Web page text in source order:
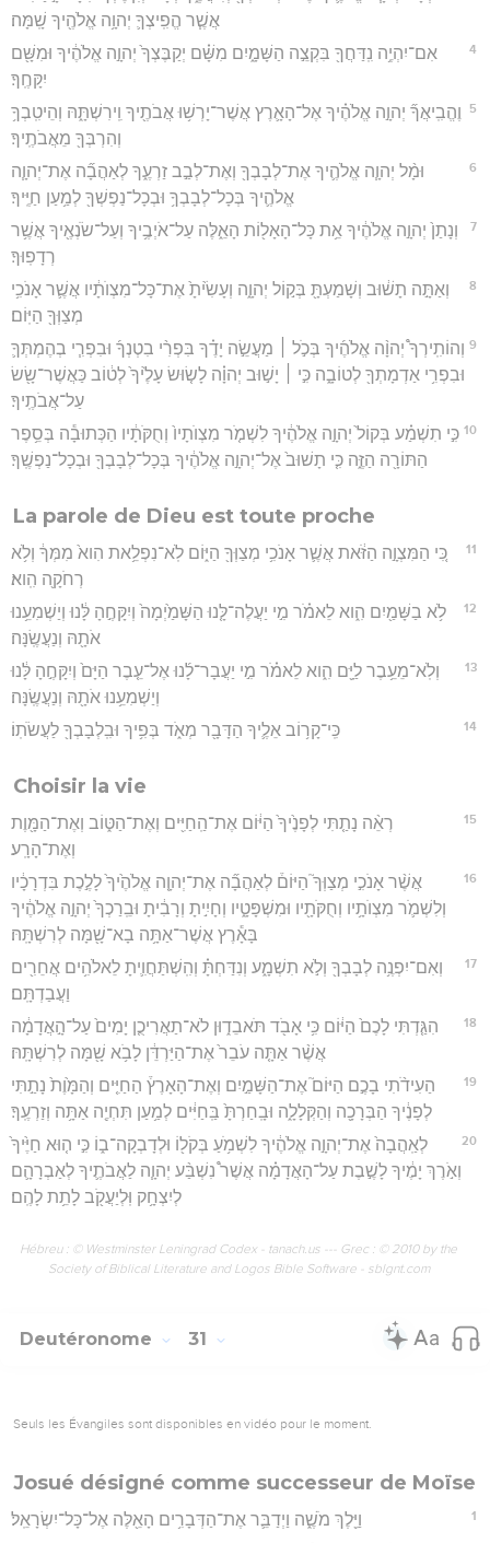
אֲשֶׁ֧ר הֱפִֽיצְךָ֛ יְהוָ֥ה אֱלֹהֶ֖יךָ שָֽׁמָּה׃
4
אִם־יִהְיֶ֥ה נִֽדַּחֲךָ֖ בִּקְצֵ֣ה הַשָּׁמָ֑יִם מִשָּׁ֗ם יְקַבֶּצְךָ֙ יְהוָ֣ה אֱלֹהֶ֔יךָ וּמִשָּׁ֖ם
יִקָּחֶֽךָ׃
5
וֶהֱבִֽיאֲךָ֞ יְהוָ֣ה אֱלֹהֶ֗יךָ אֶל־הָאָ֛רֶץ אֲשֶׁר־יָרְשׁ֥וּ אֲבֹתֶ֖יךָ וִֽירִשְׁתָּ֑הּ וְהֵיטִֽבְךָ֥
וְהִרְבְּךָ֖ מֵאֲבֹתֶֽיךָ׃
6
וּמָ֨ל יְהוָ֧ה אֱלֹהֶ֛יךָ אֶת־לְבָבְךָ֖ וְאֶת־לְבַ֣ב זַרְעֶ֑ךָ לְאַהֲבָ֞ה אֶת־יְהוָ֧ה
אֱלֹהֶ֛יךָ בְּכָל־לְבָבְךָ֥ וּבְכָל־נַפְשְׁךָ֖ לְמַ֥עַן חַיֶּֽיךָ׃
7
וְנָתַן֙ יְהוָ֣ה אֱלֹהֶ֔יךָ אֵ֥ת כָּל־הָאָל֖וֹת הָאֵ֑לֶּה עַל־אֹיְבֶ֥יךָ וְעַל־שֹׂנְאֶ֖יךָ אֲשֶׁ֥ר
רְדָפֽוּךָ׃
8
וְאַתָּ֣ה תָשׁ֔וּב וְשָׁמַעְתָּ֖ בְּק֣וֹל יְהוָ֑ה וְעָשִׂ֙יתָ֙ אֶת־כָּל־מִצְוֺתָ֔יו אֲשֶׁ֛ר אָנֹכִ֥י
מְצַוְּךָ֖ הַיּֽוֹם׃
9 וְהוֹתִֽירְךָ֩ יְהוָ֨ה אֱלֹהֶ֜יךָ בְּכֹ֣ל ׀ מַעֲשֵׂ֣ה יָדֶ֗ךָ בִּפְרִ֨י בִטְנְךָ֜ וּבִפְרִ֧י בְהֶמְתְּךָ֛
וּבִפְרִ֥י אַדְמָתְךָ֖ לְטוֹבָ֑ה כִּ֣י ׀ יָשׁ֣וּב יְהוָ֗ה לָשׂ֤וּשׂ עָלֶ֙יךָ֙ לְט֔וֹב כַּאֲשֶׁר־שָׂ֖שׂ
עַל־אֲבֹתֶֽיךָ׃
10 כִּ֣י תִשְׁמַ֗ע בְּקוֹל֙ יְהוָ֣ה אֱלֹהֶ֔יךָ לִשְׁמֹ֤ר מִצְוֺתָיו֙ וְחֻקֹּתָ֔יו הַכְּתוּבָ֕ה בְּסֵ֥פֶר
הַתּוֹרָ֖ה הַזֶּ֑ה כִּ֤י תָשׁוּב֙ אֶל־יְהוָ֣ה אֱלֹהֶ֔יךָ בְּכָל־לְבָבְךָ֖ וּבְכָל־נַפְשֶֽׁךָ׃
La parole de Dieu est toute proche
11
כִּ֚י הַמִּצְוָ֣ה הַזֹּ֔את אֲשֶׁ֛ר אָנֹכִ֥י מְצַוְּךָ֖ הַיּ֑וֹם לֹֽא־נִפְלֵ֥את הִוא֙ מִמְּךָ֔ וְלֹ֥א
רְחֹקָ֖ה הִֽוא׃
12
לֹ֥א בַשָּׁמַ֖יִם הִ֑וא לֵאמֹ֗ר מִ֣י יַעֲלֶה־לָּ֤נוּ הַשָּׁמַ֙יְמָה֙ וְיִקָּחֶ֣הָ לָּ֔נוּ וְיַשְׁמִעֵ֥נוּ
אֹתָ֖הּ וְנַעֲשֶֽׂנָּה׃
13
וְלֹֽא־מֵעֵ֥בֶר לַיָּ֖ם הִ֑וא לֵאמֹ֗ר מִ֣י יַעֲבָר־לָ֜נוּ אֶל־עֵ֤בֶר הַיָּם֙ וְיִקָּחֶ֣הָ לָּ֔נוּ
וְיַשְׁמִעֵ֥נוּ אֹתָ֖הּ וְנַעֲשֶֽׂנָּה׃
14 כִּֽי־קָר֥וֹב אֵלֶ֛יךָ הַדָּבָ֖ר מְאֹ֑ד בְּפִ֥יךָ וּבִֽלְבָבְךָ֖ לַעֲשֹׂתֽוֹ׃
Choisir la vie
15
רְאֵ֨ה נָתַ֤תִּי לְפָנֶ֙יךָ֙ הַיּ֔וֹם אֶת־הַֽחַיִּ֖ים וְאֶת־הַטּ֑וֹב וְאֶת־הַמָּ֖וֶת
וְאֶת־הָרָֽע׃
16
אֲשֶׁ֨ר אָנֹכִ֣י מְצַוְּךָ֮ הַיּוֹם֒ לְאַהֲבָ֞ה אֶת־יְהוָ֤ה אֱלֹהֶ֙יךָ֙ לָלֶ֣כֶת בִּדְרָכָ֔יו
וְלִשְׁמֹ֛ר מִצְוֺתָ֥יו וְחֻקֹּתָ֖יו וּמִשְׁפָּטָ֑יו וְחָיִ֣יתָ וְרָבִ֔יתָ וּבֵֽרַכְךָ֙ יְהוָ֣ה אֱלֹהֶ֔יךָ
בָּאָ֕רֶץ אֲשֶׁר־אַתָּ֥ה בָא־שָׁ֖מָּה לְרִשְׁתָּֽהּ׃
17
וְאִם־יִפְנֶ֥ה לְבָבְךָ֖ וְלֹ֣א תִשְׁמָ֑ע וְנִדַּחְתָּ֗ וְהִֽשְׁתַּחֲוִ֛יתָ לֵאלֹהִ֥ים אֲחֵרִ֖ים
וַעֲבַדְתָּֽם׃
18
הִגַּ֤דְתִּי לָכֶם֙ הַיּ֔וֹם כִּ֥י אָבֹ֖ד תֹּאבֵד֑וּן לֹא־תַאֲרִיכֻ֤ן יָמִים֙ עַל־הָ֣אֲדָמָ֔ה
אֲשֶׁ֨ר אַתָּ֤ה עֹבֵר֙ אֶת־הַיַּרְדֵּ֔ן לָבֹ֥א שָׁ֖מָּה לְרִשְׁתָּֽהּ׃
19
הַעִידֹ֨תִי בָכֶ֣ם הַיּוֹם֮ אֶת־הַשָּׁמַ֣יִם וְאֶת־הָאָרֶץ֒ הַחַיִּ֤ים וְהַמָּ֙וֶת֙ נָתַ֣תִּי
לְפָנֶ֔יךָ הַבְּרָכָ֖ה וְהַקְּלָלָ֑ה וּבָֽחַרְתָּ֙ בַּֽחַיִּ֔ים לְמַ֥עַן תִּחְיֶ֖ה אַתָּ֥ה וְזַרְעֶֽךָ׃
20
לְאַֽהֲבָה֙ אֶת־יְהוָ֣ה אֱלֹהֶ֔יךָ לִשְׁמֹ֥עַ בְּקֹל֖וֹ וּלְדָבְקָה־ב֑וֹ כִּ֣י ה֤וּא חַיֶּ֙יךָ֙
וְאֹ֣רֶךְ יָמֶ֔יךָ לָשֶׁ֣בֶת עַל־הָאֲדָמָ֗ה אֲשֶׁר֩ נִשְׁבַּ֨ע יְהוָ֧ה לַאֲבֹתֶ֛יךָ לְאַבְרָהָ֛ם
לְיִצְחָ֥ק וּֽלְיַעֲקֹ֖ב לָתֵ֥ת לָהֶֽם׃
Hébreu : © Westminster Leningrad Codex - tanach.us --- Grec : © 2010 by the
Society of Biblical Literature and Logos Bible Software - sblgnt.com
Deutéronome 31
Seuls les Évangiles sont disponibles en vidéo pour le moment.
Josué désigné comme successeur de Moïse
1 וַיֵּ֖לֶךְ מֹשֶׁ֑ה וַיְדַבֵּ֛ר אֶת־הַדְּבָרִ֥ים הָאֵ֖לֶּה אֶל־כָּל־יִשְׂרָאֵֽל׃